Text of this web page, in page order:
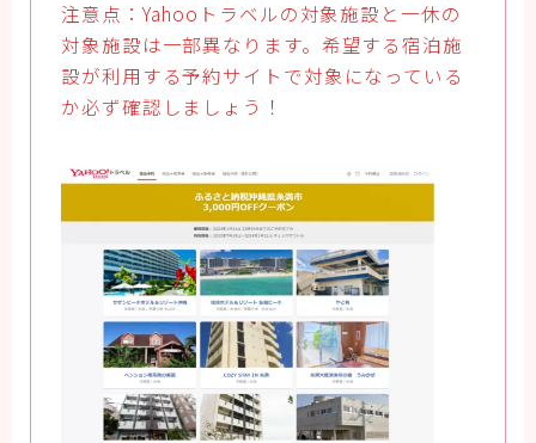
注意点：Yahooトラベルの対象施設と一休の
対象施設は一部異なります。希望する宿泊施
設が利用する予約サイトで対象になっている
か必ず確認しましょう！